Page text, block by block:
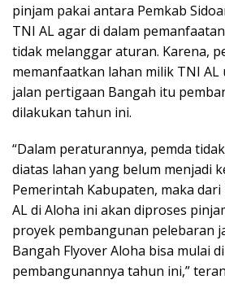
pinjam pakai antara Pemkab
TNI AL agar di dalam
tidak melanggar aturan. Karena,
memanfaatkan lahan milik TNI
jalan pertigaan Bangah itu
dilakukan tahun ini.
“Dalam peraturannya, pemda
diatas lahan yang belum menjadi
Pemerintah Kabupaten, maka
AL di Aloha ini akan diproses
proyek pembangunan pelebaran
Bangah Flyover Aloha bisa mulai
pembangunannya tahun ini,”